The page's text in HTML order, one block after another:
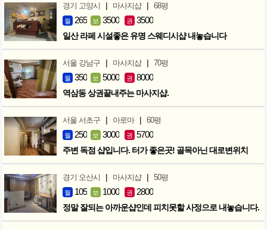
경기 고양시 | 마사지샵 | 68평
월 265 보 3500 권 3500
일산 라페 시설좋은 유명 스웨디시샵 내놓습니다
서울 강남구 | 마사지샵 | 70평
월 350 보 5000 권 8000
역삼동 상권끝내주는 마사지샵.
서울 서초구 | 아로마 | 60평
월 250 보 3000 권 5700
주변 독점 샵입니다. 터가 좋은곳! 골목아닌 대로변위치
경기 오산시 | 마사지샵 | 50평
월 105 보 1000 권 2800
정말 잘되는 아까운샵인데 피치못할 사정으로 내놓습니다.